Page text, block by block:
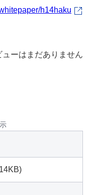
h14haku
ーはまだありません